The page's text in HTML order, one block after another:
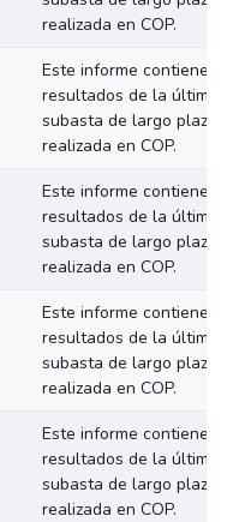
realizada en COP.
Este informe contiene los
resultados de la última
subasta de largo plazo
realizada en COP.
Este informe contiene los
resultados de la última
subasta de largo plazo
realizada en COP.
Este informe contiene los
resultados de la última
subasta de largo plazo
realizada en COP.
Este informe contiene los
resultados de la última
subasta de largo plazo
realizada en COP.